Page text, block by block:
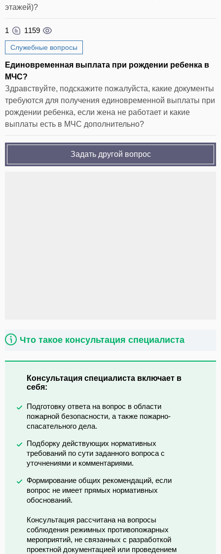
этажей)?
1 1159
Служебные вопросы
Единовременная выплата при рождении ребенка в
МЧС?
Здравствуйте, подскажите пожалуйста, какие документы
требуются для получения единовременной выплаты при
рождении ребенка, если жена не работает и какие
выплаты есть в МЧС дополнительно?
Задать другой вопрос
Что такое консультация специалиста
Консультация специалиста включает в
себя:
Подготовку ответа на вопрос в области
пожарной безопасности, а также пожарно-
спасательного дела.
Подборку действующих нормативных
требований по сути заданного вопроса с
уточнениями и комментариями.
Формирование общих рекомендаций, если
вопрос не имеет прямых нормативных
обоснований.
Консультация рассчитана на вопросы
соблюдения режимных противопожарных
мероприятий, не связанных с разработкой
проектной документацией или проведением